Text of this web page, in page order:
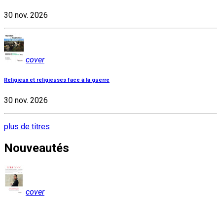
30 nov. 2026
cover
Religieux et religieuses face à la guerre
30 nov. 2026
plus de titres
Nouveautés
cover